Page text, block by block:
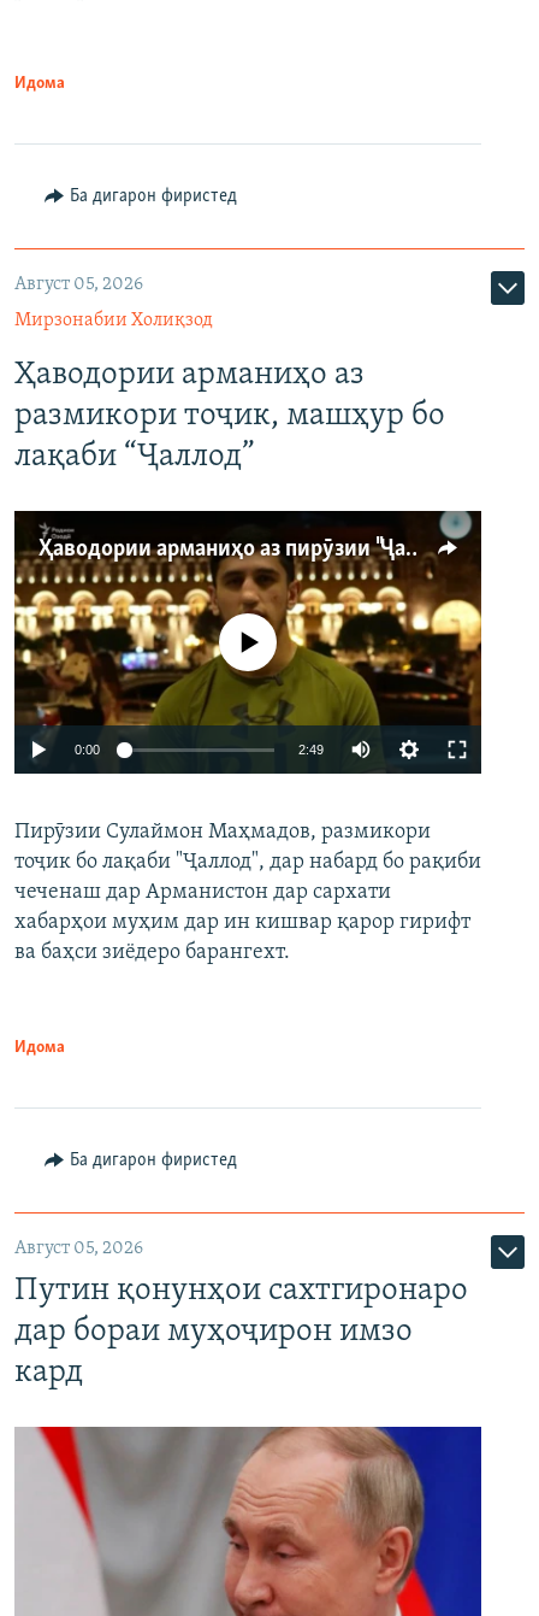
Идома
Ба дигарон фиристед
Август 05, 2026
Мирзонабии Холиқзод
Ҳаводории арманиҳо аз
размикори тоҷик, машҳур бо
лақаби “Ҷаллод”
Ҳаводории арманиҳо аз пирӯзии "Ҷаллод"-и тоҷик
Auto 240p 360p 480p
720p 1080p
Феълан кор намекунад
0:00 2:49
360p
480p
Пирӯзии Сулаймон Маҳмадов, размикори
тоҷик бо лақаби "Ҷаллод", дар набард бо рақиби
чеченаш дар Арманистон дар сархати
хабарҳои муҳим дар ин кишвар қарор гирифт
ва баҳси зиёдеро барангехт.
Идома
Ба дигарон фиристед
Август 05, 2026
Путин қонунҳои сахтгиронаро
дар бораи муҳоҷирон имзо
кард